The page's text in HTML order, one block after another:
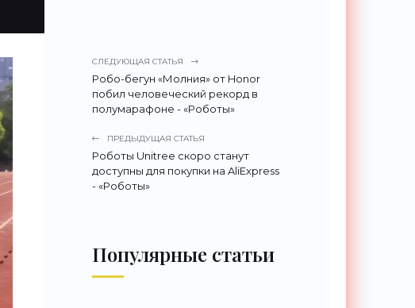
СЛЕДУЮЩАЯ СТАТЬЯ
Робо-бегун «Молния» от Honor
побил человеческий рекорд в
полумарафоне - «Роботы»
ПРЕДЫДУЩАЯ СТАТЬЯ
Роботы Unitree скоро станут
доступны для покупки на AliExpress
- «Роботы»
Популярные статьи